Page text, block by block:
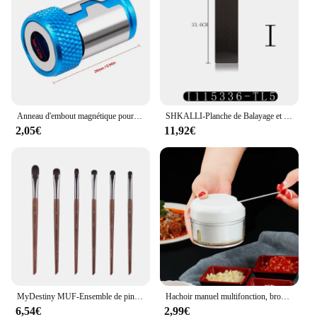
2,05€ 11,92€
6,54€
Hachoir manuel multifonction, broyeur à viande, gadgets de cuisine, 1 pièce
2,99€